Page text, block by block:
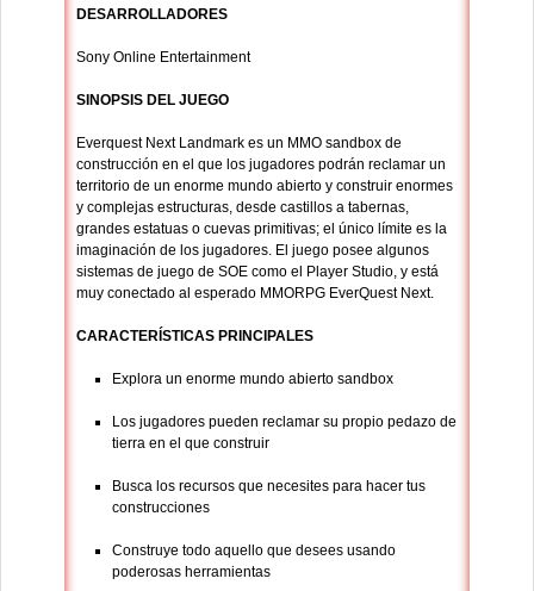
DESARROLLADORES
Sony Online Entertainment
SINOPSIS DEL JUEGO
Everquest Next Landmark es un MMO sandbox de
construcción en el que los jugadores podrán reclamar un
territorio de un enorme mundo abierto y construir enormes
y complejas estructuras, desde castillos a tabernas,
grandes estatuas o cuevas primitivas; el único límite es la
imaginación de los jugadores. El juego posee algunos
sistemas de juego de SOE como el Player Studio, y está
muy conectado al esperado MMORPG EverQuest Next.
CARACTERÍSTICAS PRINCIPALES
Explora un enorme mundo abierto sandbox
Los jugadores pueden reclamar su propio pedazo de
tierra en el que construir
Busca los recursos que necesites para hacer tus
construcciones
Construye todo aquello que desees usando
poderosas herramientas